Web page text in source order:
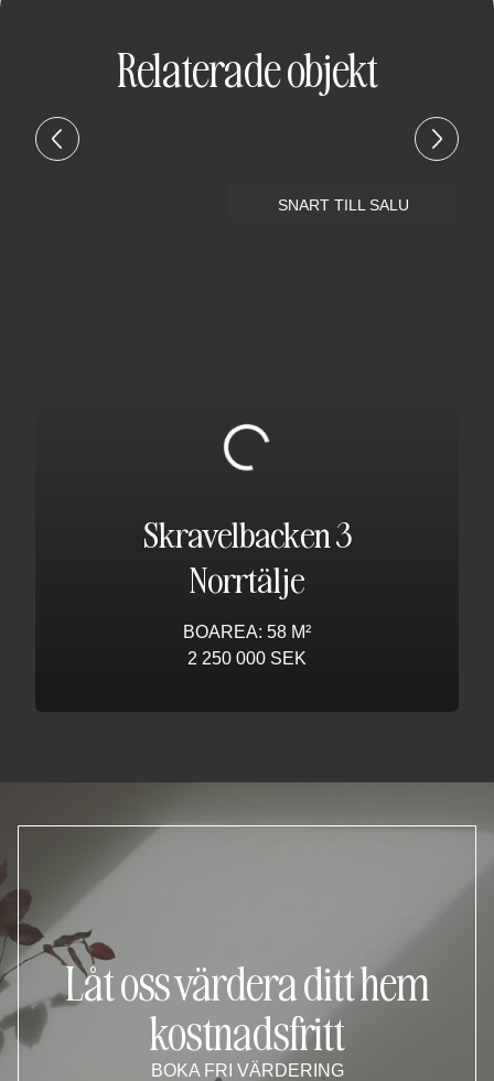
Relaterade objekt
SNART TILL SALU
Skravelbacken 3
Norrtälje
BOAREA: 58 M²
2 250 000 SEK
Låt oss värdera ditt hem
kostnadsfritt
BOKA FRI VÄRDERING